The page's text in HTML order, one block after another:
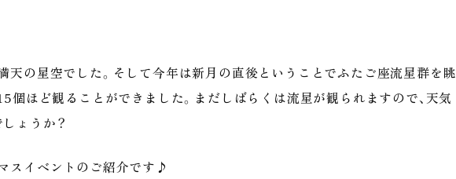
天の星空でした。そして今年は新月の直後ということでふたご座流星群を眺
個ほど観ることができました。まだしばらくは流星が観られますので、天気
ょうか？
スイベントのご紹介です♪